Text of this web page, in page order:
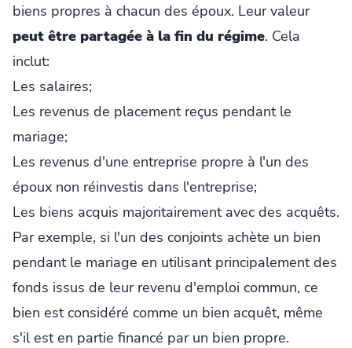
biens propres à chacun des époux. Leur valeur
peut être partagée à la fin du régime. Cela
inclut:
Les salaires;
Les revenus de placement reçus pendant le
mariage;
Les revenus d'une entreprise propre à l'un des
époux non réinvestis dans l'entreprise;
Les biens acquis majoritairement avec des acquêts.
Par exemple, si l'un des conjoints achète un bien
pendant le mariage en utilisant principalement des
fonds issus de leur revenu d'emploi commun, ce
bien est considéré comme un bien acquêt, même
s'il est en partie financé par un bien propre.